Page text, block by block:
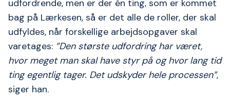
udfordrende, men er der én ting, som er kommet
bag på Lærkesen, så er det alle de roller, der skal
udfyldes, når forskellige arbejdsopgaver skal
varetages: ”Den største udfordring har været,
hvor meget man skal have styr på og hvor lang tid
ting egentlig tager. Det udskyder hele processen”,
siger han.